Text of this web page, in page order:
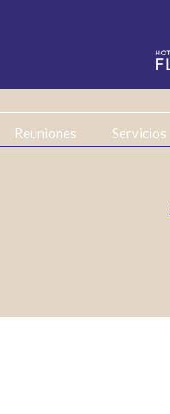
Reuniones Servicios